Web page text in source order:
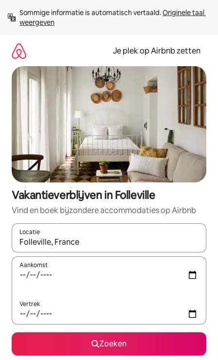
direct
naar
Sommige informatie is automatisch vertaald. Originele taal
weergeven
Je plek op Airbnb zetten
Vakantieverblijven in Folleville
Vind en boek bijzondere accommodaties op Airbnb
Locatie
Wanneer er resultaten beschikbaar zijn, maak je een keuze
Aankomst
Vertrek
Zoeken